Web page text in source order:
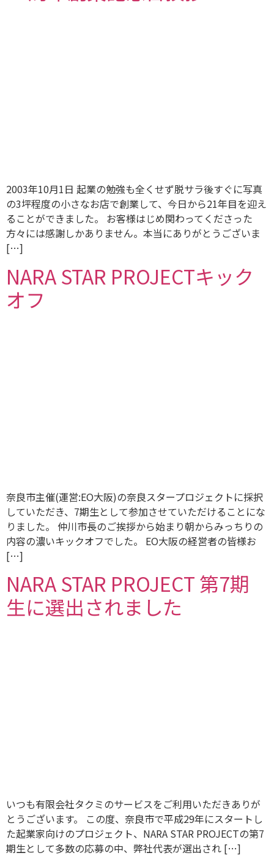
2003年10月1日 起業の勉強も全くせず脱サラ後すぐに写真
の3坪程度の小さなお店で創業して、今日から21年目を迎え
ることができました。 お客様はじめ関わってくださった
方々には感謝しかありません。本当にありがとうございま
[…]
NARA STAR PROJECTキック
オフ
奈良市主催(運営:EO大阪)の奈良スタープロジェクトに採択
していただき、7期生として参加させていただけることにな
りました。 仲川市長のご挨拶から始まり朝からみっちりの
内容の濃いキックオフでした。 EO大阪の経営者の皆様お
[…]
NARA STAR PROJECT 第7期
生に選出されました
いつも有限会社タクミのサービスをご利用いただきありが
とうございます。 この度、奈良市で平成29年にスタートし
た起業家向けのプロジェクト、NARA STAR PROJECTの第7
期生として多数の応募の中、弊社代表が選出され […]